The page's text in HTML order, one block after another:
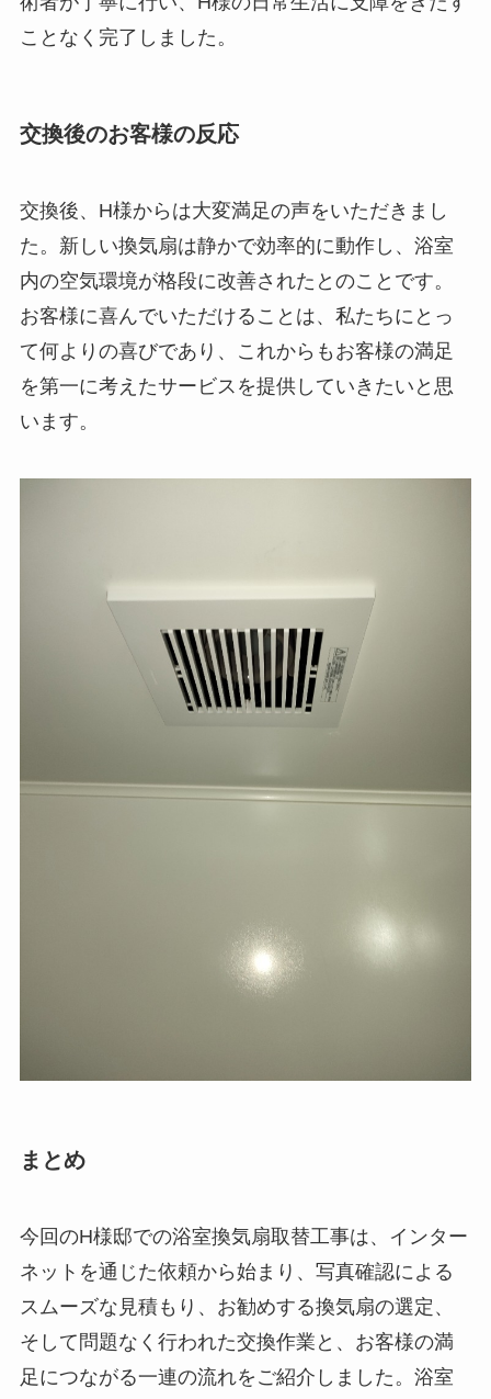
ことなく完了しました。
交換後のお客様の反応
交換後、H様からは大変満足の声をいただきまし
た。新しい換気扇は静かで効率的に動作し、浴室
内の空気環境が格段に改善されたとのことです。
お客様に喜んでいただけることは、私たちにとっ
て何よりの喜びであり、これからもお客様の満足
を第一に考えたサービスを提供していきたいと思
います。
まとめ
今回のH様邸での浴室換気扇取替工事は、インター
ネットを通じた依頼から始まり、写真確認による
スムーズな見積もり、お勧めする換気扇の選定、
そして問題なく行われた交換作業と、お客様の満
足につながる一連の流れをご紹介しました。浴室